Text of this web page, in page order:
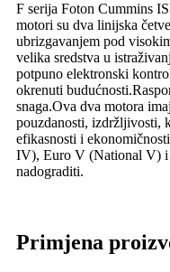
F serija Foton Cummins
motori su dva linijska
ubrizgavanjem pod
velika sredstva u
potpuno elektronski
okrenuti
snaga.Ova dva motora
pouzdanosti, izdržljivosti,
efikasnosti i
IV), Euro V (National V) i
nadograditi.
Primjena